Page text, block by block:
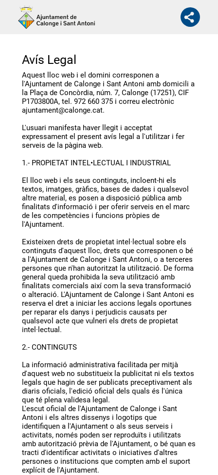
Avís Legal
Aquest lloc web i el domini corresponen a
l'Ajuntament de Calonge i Sant Antoni amb domicili a
la Plaça de Concòrdia, núm. 7, Calonge (17251), CIF
P1703800A, tel. 972 660 375 i correu electrònic
ajuntament@calonge.cat.
L'usuari manifesta haver llegit i acceptat
expressament el present avís legal a l'utilitzar i fer
serveis de la pàgina web.
1.- PROPIETAT INTEL•LECTUAL I INDUSTRIAL
El lloc web i els seus continguts, incloent-hi els
textos, imatges, gràfics, bases de dades i qualsevol
altre material, es posen a disposició pública amb
finalitats d'informació i per oferir serveis en el marc
de les competències i funcions pròpies de
l'Ajuntament.
Existeixen drets de propietat intel·lectual sobre els
continguts d'aquest lloc, drets que corresponen o bé
a l'Ajuntament de Calonge i Sant Antoni, o a terceres
persones que n'han autoritzat la utilització. De forma
general queda prohibida la seva utilització amb
finalitats comercials així com la seva transformació
o alteració. L'Ajuntament de Calonge i Sant Antoni es
reserva el dret a iniciar les accions legals oportunes
per reparar els danys i perjudicis causats per
qualsevol acte que vulneri els drets de propietat
intel·lectual.
2.- CONTINGUTS
La informació administrativa facilitada per mitjà
d'aquest web no substitueix la publicitat ni els textos
legals que hagin de ser publicats preceptivament als
diaris oficials, l'edició oficial dels quals és l'única
que té plena validesa legal.
L'escut oficial de l'Ajuntament de Calonge i Sant
Antoni i els altres dissenys i logotips que
identifiquen a l'Ajuntament o als seus serveis i
activitats, només poden ser reproduïts i utilitzats
amb autorització prèvia de l'Ajuntament, o bé quan es
tracti d'identificar activitats o iniciatives d'altres
persones o institucions que compten amb el suport
explícit de l'Ajuntament.